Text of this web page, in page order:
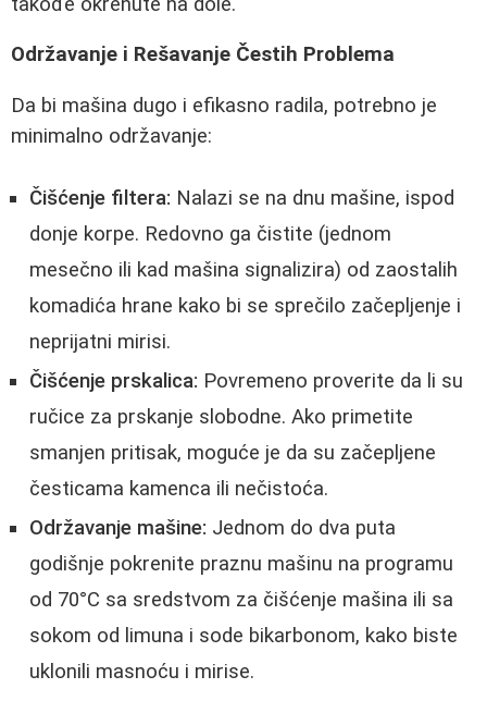
Održavanje i Rešavanje Čestih Problema
Da bi mašina dugo i efikasno radila, potrebno je
minimalno održavanje:
Čišćenje filtera: Nalazi se na dnu mašine, ispod
donje korpe. Redovno ga čistite (jednom
mesečno ili kad mašina signalizira) od zaostalih
komadića hrane kako bi se sprečilo začepljenje i
neprijatni mirisi.
Čišćenje prskalica: Povremeno proverite da li su
ručice za prskanje slobodne. Ako primetite
smanjen pritisak, moguće je da su začepljene
česticama kamenca ili nečistoća.
Održavanje mašine: Jednom do dva puta
godišnje pokrenite praznu mašinu na programu
od 70°C sa sredstvom za čišćenje mašina ili sa
sokom od limuna i sode bikarbonom, kako biste
uklonili masnoću i mirise.